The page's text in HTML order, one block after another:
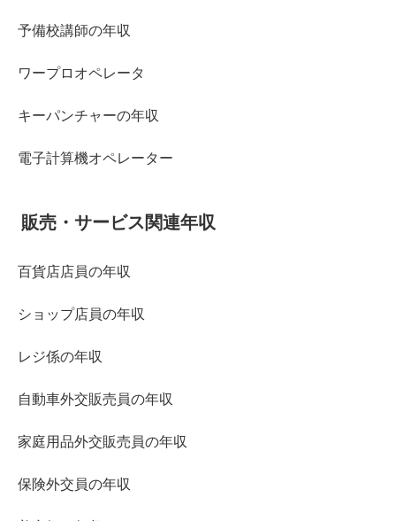
予備校講師の年収
ワープロオペレータ
キーパンチャーの年収
電子計算機オペレーター
販売・サービス関連年収
百貨店店員の年収
ショップ店員の年収
レジ係の年収
自動車外交販売員の年収
家庭用品外交販売員の年収
保険外交員の年収